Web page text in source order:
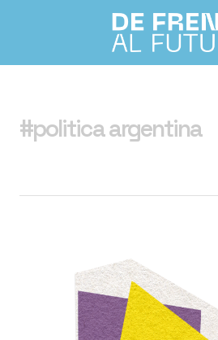
Números
Notas
Acerca de
Contacto
#politica argentina